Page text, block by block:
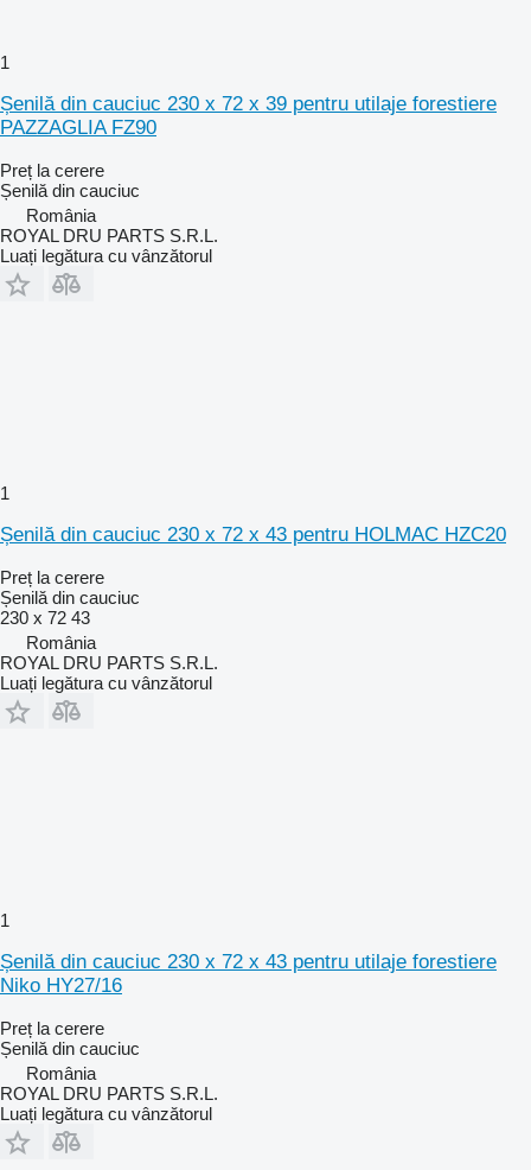
1
Șenilă din cauciuc 230 x 72 x 39 pentru utilaje forestiere
PAZZAGLIA FZ90
Preț la cerere
Șenilă din cauciuc
România
ROYAL DRU PARTS S.R.L.
Luați legătura cu vânzătorul
1
Șenilă din cauciuc 230 x 72 x 43 pentru HOLMAC HZC20
Preț la cerere
Șenilă din cauciuc
230 x 72 43
România
ROYAL DRU PARTS S.R.L.
Luați legătura cu vânzătorul
1
Șenilă din cauciuc 230 x 72 x 43 pentru utilaje forestiere
Niko HY27/16
Preț la cerere
Șenilă din cauciuc
România
ROYAL DRU PARTS S.R.L.
Luați legătura cu vânzătorul